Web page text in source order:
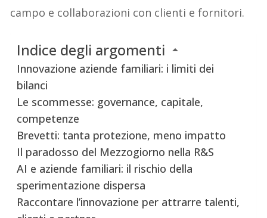
campo e collaborazioni con clienti e fornitori.
Indice degli argomenti
Innovazione aziende familiari: i limiti dei
bilanci
Le scommesse: governance, capitale,
competenze
Brevetti: tanta protezione, meno impatto
Il paradosso del Mezzogiorno nella R&S
AI e aziende familiari: il rischio della
sperimentazione dispersa
Raccontare l’innovazione per attrarre talenti,